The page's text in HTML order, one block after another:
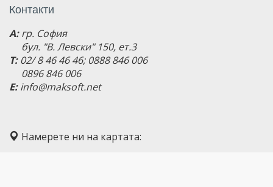
Контакти
A:гр. София
бул. "В. Левски" 150, ет.3
T:02/ 8 46 46 46; 0888 846 006
0896 846 006
E:info@maksoft.net
Намерете ни на картата: